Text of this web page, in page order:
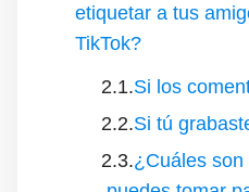
etiquetar a tus
TikTok?
Si los
Si tú
¿Cuáles